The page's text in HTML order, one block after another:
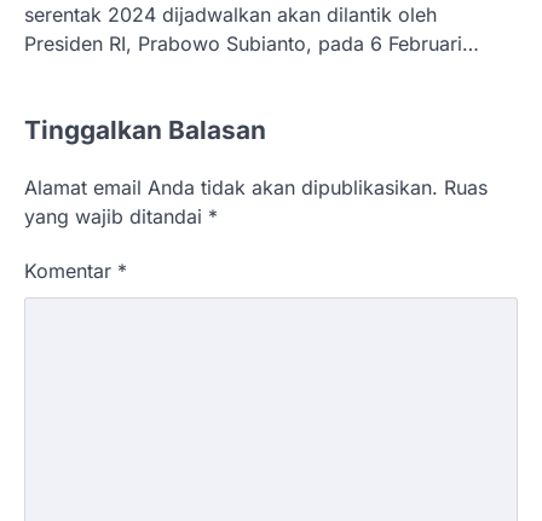
serentak 2024 dijadwalkan akan dilantik oleh
Presiden RI, Prabowo Subianto, pada 6 Februari…
Tinggalkan Balasan
Alamat email Anda tidak akan dipublikasikan. Ruas
yang wajib ditandai *
Komentar *